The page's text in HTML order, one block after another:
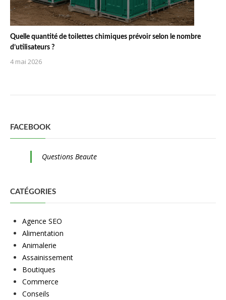
Quelle quantité de toilettes chimiques prévoir selon le nombre
d’utilisateurs ?
4 mai 2026
FACEBOOK
Questions Beaute
CATÉGORIES
Agence SEO
Alimentation
Animalerie
Assainissement
Boutiques
Commerce
Conseils